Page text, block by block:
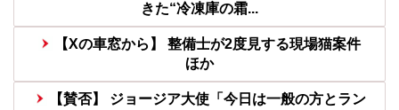
きた“冷凍庫の霜...
【Xの車窓から】 整備士が2度見する現場猫案件
ほか
【賛否】 ジョージア大使「今日は一般の方とラン